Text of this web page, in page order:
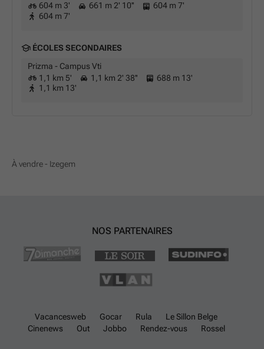
604 m 3'
661 m 2' 10''
604 m 7'
604 m 7'
ÉCOLES SECONDAIRES
Prizma - Campus Vti
1,1 km 5'
1,1 km 2' 38''
688 m 13'
1,1 km 13'
À vendre - Izegem
NOS PARTENAIRES
Vacancesweb Gocar Rula
Le Sillon Belge
Cinenews
Out Jobbo Rendez-vous Rossel